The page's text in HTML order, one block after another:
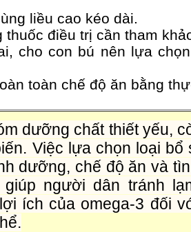
liều cao kéo dài.
thuốc điều trị cần tham
cho con bú nên lựa
toàn chế độ ăn bằng
dưỡng chất thiết yếu,
Việc lựa chọn loại
dưỡng, chế độ ăn và
giúp người dân tránh
ích của omega-3 đối